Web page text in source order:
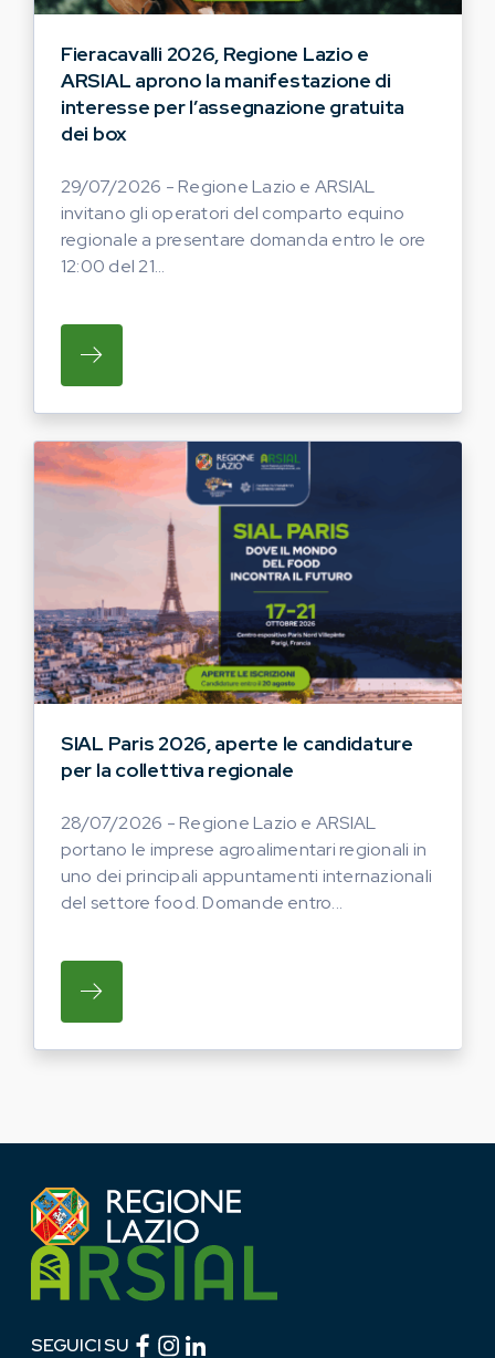
Fieracavalli 2026, Regione Lazio e
ARSIAL aprono la manifestazione di
interesse per l’assegnazione gratuita
dei box
29/07/2026 - Regione Lazio e ARSIAL
invitano gli operatori del comparto equino
regionale a presentare domanda entro le ore
12:00 del 21...
SU REGIONE LAZIO E ARSIAL INVITANO
SIAL Paris 2026, aperte le candidature
per la collettiva regionale
28/07/2026 - Regione Lazio e ARSIAL
portano le imprese agroalimentari regionali in
uno dei principali appuntamenti internazionali
del settore food. Domande entro...
SU REGIONE LAZIO E ARSIAL PORTANO
SEGUICI SU Facebook (link esterno)
Instagram (link esterno)